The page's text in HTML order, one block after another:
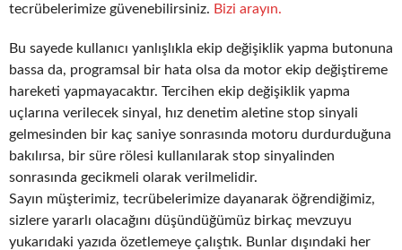
tecrübelerimize güvenebilirsiniz. Bizi arayın.
Bu sayede kullanıcı yanlışlıkla ekip değişiklik yapma butonuna
bassa da, programsal bir hata olsa da motor ekip değiştireme
hareketi yapmayacaktır. Tercihen ekip değişiklik yapma
uçlarına verilecek sinyal, hız denetim aletine stop sinyali
gelmesinden bir kaç saniye sonrasında motoru durdurduğuna
bakılırsa, bir süre rölesi kullanılarak stop sinyalinden
sonrasında gecikmeli olarak verilmelidir.
Sayın müşterimiz, tecrübelerimize dayanarak öğrendiğimiz,
sizlere yararlı olacağını düşündüğümüz birkaç mevzuyu
yukarıdaki yazıda özetlemeye çalıştık. Bunlar dışındaki her